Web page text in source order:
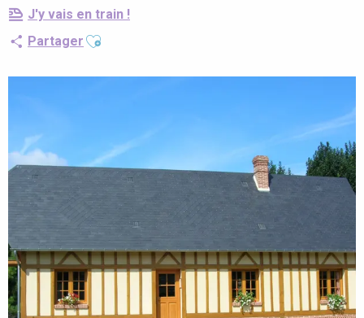
J'y vais en train !
Partager Ajouter aux favoris